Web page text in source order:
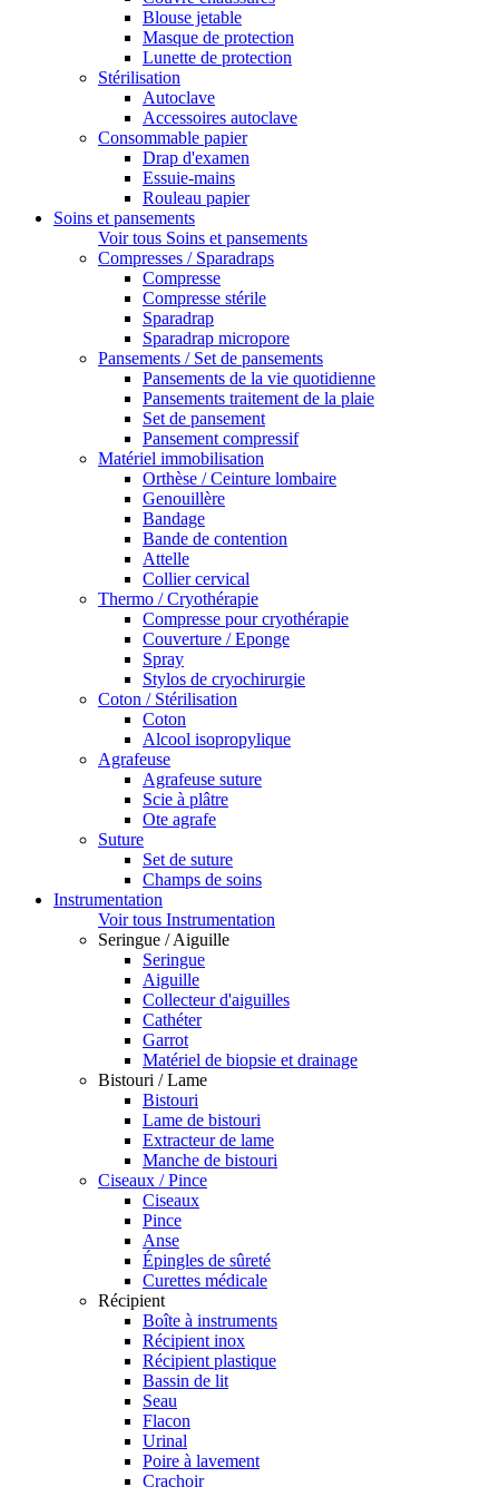
Blouse jetable
Masque de protection
Lunette de protection
Stérilisation
Autoclave
Accessoires autoclave
Consommable papier
Drap d'examen
Essuie-mains
Rouleau papier
Soins et pansements
Voir tous Soins et pansements
Compresses / Sparadraps
Compresse
Compresse stérile
Sparadrap
Sparadrap micropore
Pansements / Set de pansements
Pansements de la vie quotidienne
Pansements traitement de la plaie
Set de pansement
Pansement compressif
Matériel immobilisation
Orthèse / Ceinture lombaire
Genouillère
Bandage
Bande de contention
Attelle
Collier cervical
Thermo / Cryothérapie
Compresse pour cryothérapie
Couverture / Eponge
Spray
Stylos de cryochirurgie
Coton / Stérilisation
Coton
Alcool isopropylique
Agrafeuse
Agrafeuse suture
Scie à plâtre
Ote agrafe
Suture
Set de suture
Champs de soins
Instrumentation
Voir tous Instrumentation
Seringue / Aiguille
Seringue
Aiguille
Collecteur d'aiguilles
Cathéter
Garrot
Matériel de biopsie et drainage
Bistouri / Lame
Bistouri
Lame de bistouri
Extracteur de lame
Manche de bistouri
Ciseaux / Pince
Ciseaux
Pince
Anse
Épingles de sûreté
Curettes médicale
Récipient
Boîte à instruments
Récipient inox
Récipient plastique
Bassin de lit
Seau
Flacon
Urinal
Poire à lavement
Crachoir